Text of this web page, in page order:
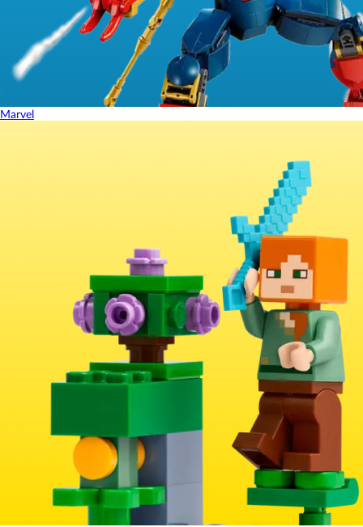
Marvel